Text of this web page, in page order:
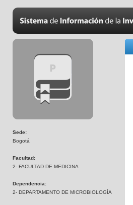
Sede:
Bogotá
Facultad:
2- FACULTAD DE MEDICINA
Dependencia:
2- DEPARTAMENTO DE MICROBIOLOGÍA